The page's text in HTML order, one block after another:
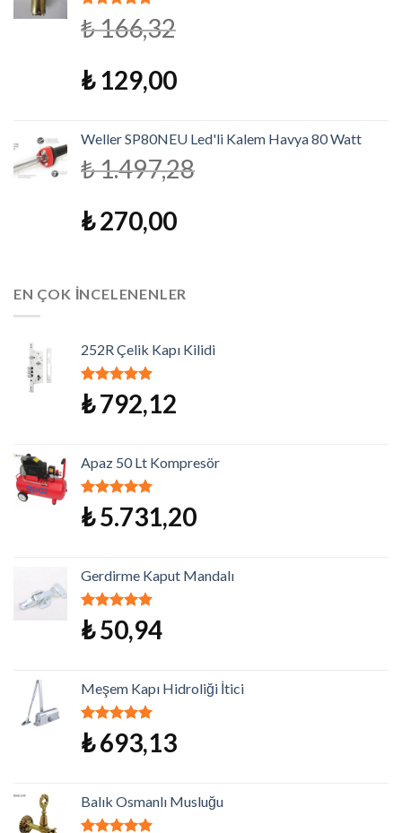
5 üzerinden
4.79oy
₺166,32
₺129,00
Weller SP80NEU Led'li Kalem Havya 80 Watt
₺1.497,28
₺270,00
EN ÇOK İNCELENENLER
252R Çelik Kapı Kilidi
5 üzerinden
5.00oy aldı
₺792,12
Apaz 50 Lt Kompresör
5 üzerinden
5.00oy aldı
₺5.731,20
Gerdirme Kaput Mandalı
5 üzerinden
5.00oy aldı
₺50,94
Meşem Kapı Hidroliği İtici
5 üzerinden
5.00oy aldı
₺693,13
Balık Osmanlı Musluğu